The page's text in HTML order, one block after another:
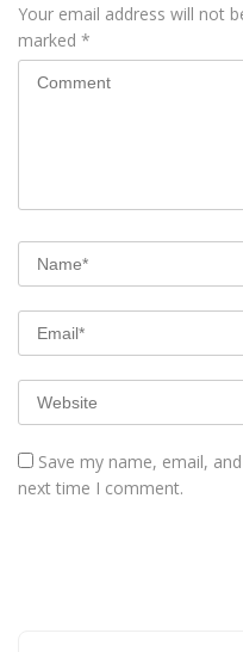
Your email address will not
marked *
Save my name, email,
next time I comment.